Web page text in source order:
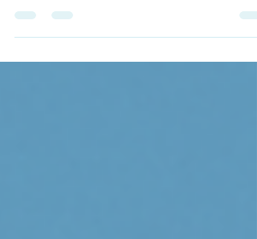
gerenciar seu blog de qualquer lugar. Neste